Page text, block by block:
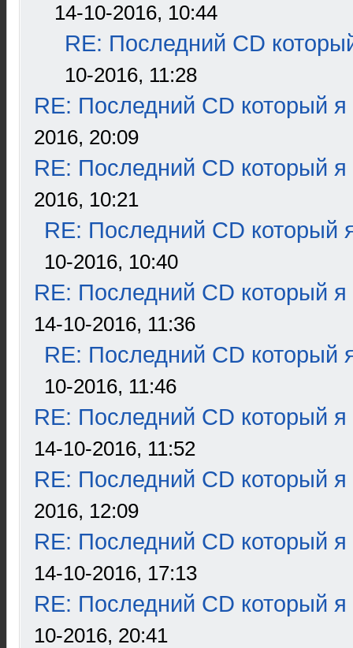
14-10-2016, 10:44
RE: Последний CD
10-2016, 11:28
RE: Последний CD который я
2016, 20:09
RE: Последний CD который я
2016, 10:21
RE: Последний CD который
10-2016, 10:40
RE: Последний CD который я
14-10-2016, 11:36
RE: Последний CD который
10-2016, 11:46
RE: Последний CD который я
14-10-2016, 11:52
RE: Последний CD который я
2016, 12:09
RE: Последний CD который я
14-10-2016, 17:13
RE: Последний CD который я
10-2016, 20:41